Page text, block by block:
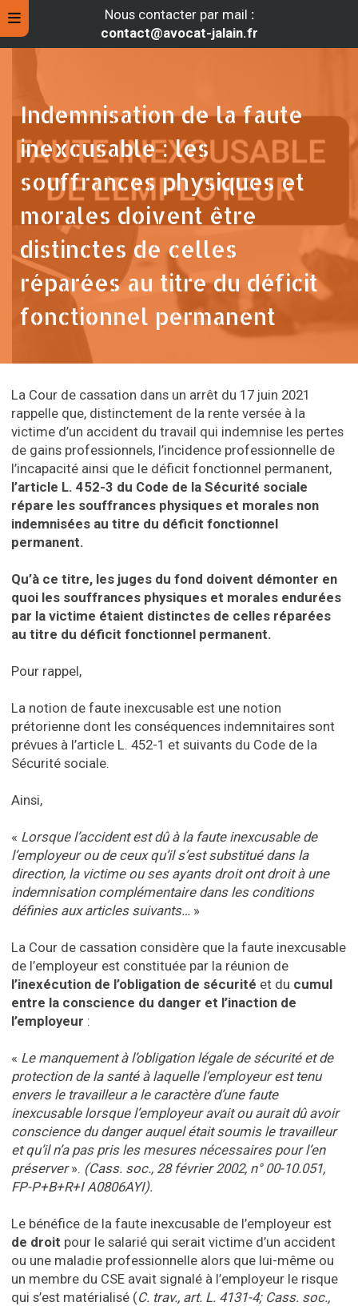
Nous contacter par mail :
contact@avocat-jalain.fr
Indemnisation de la faute
inexcusable : les
souffrances physiques et
morales doivent être
distinctes de celles
réparées au titre du déficit
fonctionnel permanent
La Cour de cassation dans un arrêt du 17 juin 2021
rappelle que, distinctement de la rente versée à la
victime d’un accident du travail qui indemnise les pertes
de gains professionnels, l’incidence professionnelle de
l’incapacité ainsi que le déficit fonctionnel permanent,
l’article L. 452-3 du Code de la Sécurité sociale
répare les souffrances physiques et morales non
indemnisées au titre du déficit fonctionnel
permanent.
Qu’à ce titre, les juges du fond doivent démonter en
quoi les souffrances physiques et morales endurées
par la victime étaient distinctes de celles réparées
au titre du déficit fonctionnel permanent.
Pour rappel,
La notion de faute inexcusable est une notion
prétorienne dont les conséquences indemnitaires sont
prévues à l’article L. 452-1 et suivants du Code de la
Sécurité sociale.
Ainsi,
« Lorsque l’accident est dû à la faute inexcusable de
l’employeur ou de ceux qu’il s’est substitué dans la
direction, la victime ou ses ayants droit ont droit à une
indemnisation complémentaire dans les conditions
définies aux articles suivants… »
La Cour de cassation considère que la faute inexcusable
de l’employeur est constituée par la réunion de
l’inexécution de l’obligation de sécurité et du cumul
entre la conscience du danger et l’inaction de
l’employeur :
« Le manquement à l’obligation légale de sécurité et de
protection de la santé à laquelle l’employeur est tenu
envers le travailleur a le caractère d’une faute
inexcusable lorsque l’employeur avait ou aurait dû avoir
conscience du danger auquel était soumis le travailleur
et qu’il n’a pas pris les mesures nécessaires pour l’en
préserver». (Cass. soc., 28 février 2002, n° 00-10.051,
FP-P+B+R+I A0806AYI).
Le bénéfice de la faute inexcusable de l’employeur est
de droit pour le salarié qui serait victime d’un accident
ou une maladie professionnelle alors que lui-même ou
un membre du CSE avait signalé à l’employeur le risque
qui s’est matérialisé (C. trav., art. L. 4131-4; Cass. soc.,